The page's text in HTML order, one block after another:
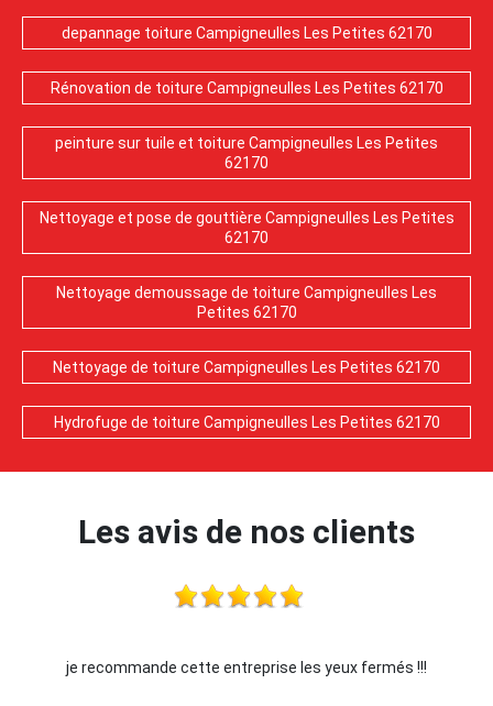
depannage toiture Campigneulles Les Petites 62170
Rénovation de toiture Campigneulles Les Petites 62170
peinture sur tuile et toiture Campigneulles Les Petites
62170
Nettoyage et pose de gouttière Campigneulles Les Petites
62170
Nettoyage demoussage de toiture Campigneulles Les
Petites 62170
Nettoyage de toiture Campigneulles Les Petites 62170
Hydrofuge de toiture Campigneulles Les Petites 62170
Les avis de nos clients
Je recommande !!